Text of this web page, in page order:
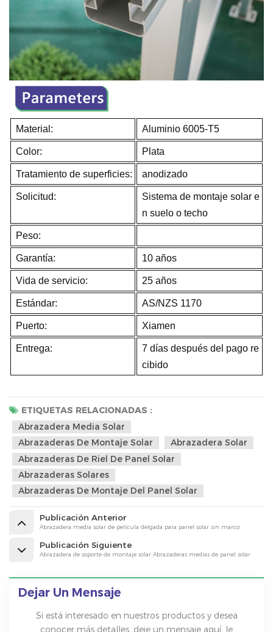
Material: Aluminio 6005-T5
Color: Plata
Tratamiento de superficies: anodizado
Solicitud:
Sistema de montaje solar e
n suelo o techo
Peso:
Garantía: 10 años
Vida de servicio: 25 años
Estándar: AS/NZS 1170
Puerto: Xiamen
Entrega:
7 días después del pago re
cibido
ETIQUETAS RELACIONADAS :
Abrazadera Media Solar
Abrazaderas De Montaje Solar
Abrazadera Solar
Abrazaderas De Riel De Panel Solar
Abrazaderas Solares
Abrazaderas De Montaje Del Panel Solar
Publicación Anterior
Abrazadera media solar de película delgada para panel solar sin marco
Publicación Siguiente
Abrazadera de soporte de montaje solar Abrazaderas medias de panel solar
Dejar Un Mensaje
Si está interesado en nuestros productos y desea
conocer más detalles, deje un mensaje aquí, le